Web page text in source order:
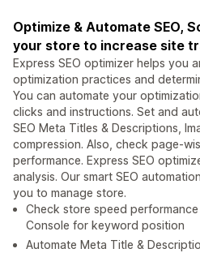
Optimize & Automate SEO,
your store to increase site
Express SEO optimizer helps you
optimization practices and
You can automate your
clicks and instructions. Set and
SEO Meta Titles & Descriptions,
compression. Also, check page-
performance. Express SEO
analysis. Our smart SEO
you to manage store.
Check store speed
Console for keyword position
Automate Meta Title &